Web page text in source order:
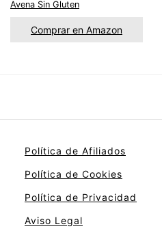
Avena Sin Gluten
Comprar en Amazon
Política de Afiliados
Política de Cookies
Política de Privacidad
Aviso Legal